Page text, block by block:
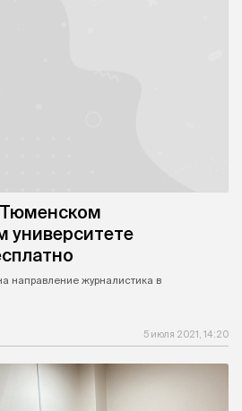
университете
направление журналистика в
5 июля 2021, 14:20